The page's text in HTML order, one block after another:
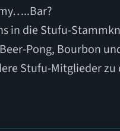
in die Stufu-
Pong, Bourbon
Stufu-Mitglieder